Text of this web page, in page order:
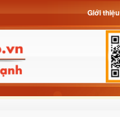
Giới thiệu